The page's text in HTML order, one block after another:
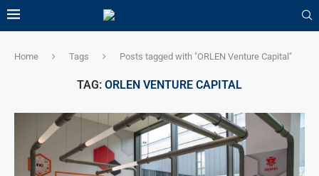
Home Tags Posts tagged with "ORLEN Venture Capital"
TAG: ORLEN VENTURE CAPITAL